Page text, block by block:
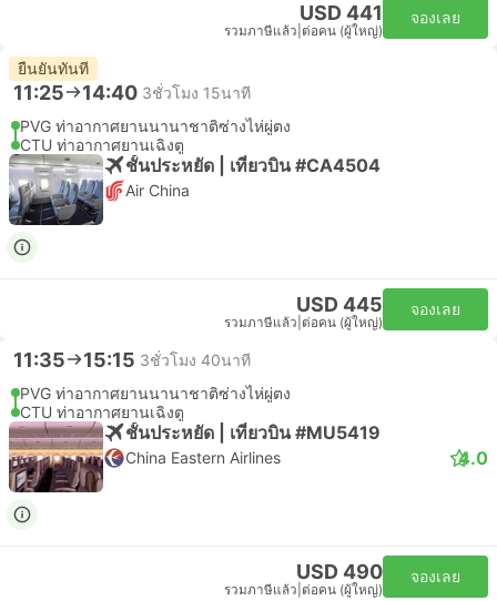
USD 441
รวมภาษีแล้ว ต่อคน (ผู้ใหญ่)
จองเลย
ยืนยันทันที
11:25 14:40 3ชั่วโมง 15นาที
PVG ท่าอากาศยานนานาชาติซ่างไห่ผู่ตง
CTU ท่าอากาศยานเฉิงตู
ชั้นประหยัด | เที่ยวบิน #CA4504
Air China
USD 445
รวมภาษีแล้ว ต่อคน (ผู้ใหญ่)
จองเลย
11:35 15:15 3ชั่วโมง 40นาที
PVG ท่าอากาศยานนานาชาติซ่างไห่ผู่ตง
CTU ท่าอากาศยานเฉิงตู
ชั้นประหยัด | เที่ยวบิน #MU5419
China Eastern Airlines 4.0
USD 490
รวมภาษีแล้ว ต่อคน (ผู้ใหญ่)
จองเลย